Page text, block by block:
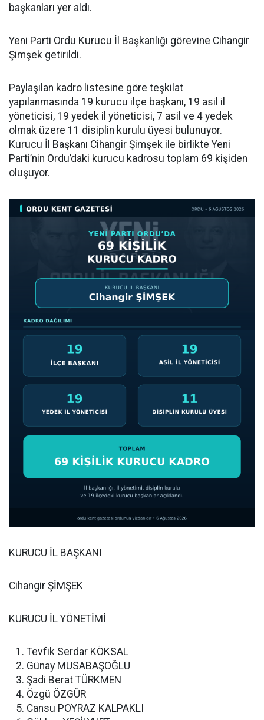
başkanları yer aldı.
Yeni Parti Ordu Kurucu İl Başkanlığı görevine Cihangir
Şimşek getirildi.
Paylaşılan kadro listesine göre teşkilat
yapılanmasında 19 kurucu ilçe başkanı, 19 asil il
yöneticisi, 19 yedek il yöneticisi, 7 asil ve 4 yedek
olmak üzere 11 disiplin kurulu üyesi bulunuyor.
Kurucu İl Başkanı Cihangir Şimşek ile birlikte Yeni
Parti’nin Ordu’daki kurucu kadrosu toplam 69 kişiden
oluşuyor.
KURUCU İL BAŞKANI
Cihangir ŞİMŞEK
KURUCU İL YÖNETİMİ
Tevfik Serdar KÖKSAL
Günay MUSABAŞOĞLU
Şadi Berat TÜRKMEN
Özgü ÖZGÜR
Cansu POYRAZ KALPAKLI